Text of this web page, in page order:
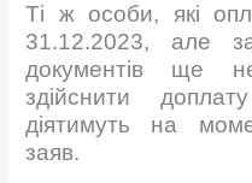
Ті ж особи, які
31.12.2023, але
документів ще
здійснити
діятимуть на
заяв.